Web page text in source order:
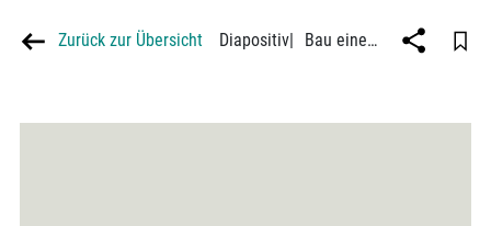
Zurück zur Übersicht Diapositiv| Bau eines Dachstuhls mit Winkel-Platten